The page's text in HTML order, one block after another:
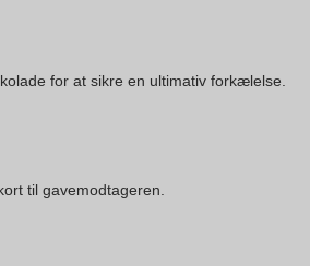
for at sikre en ultimativ forkælelse.
til gavemodtageren.